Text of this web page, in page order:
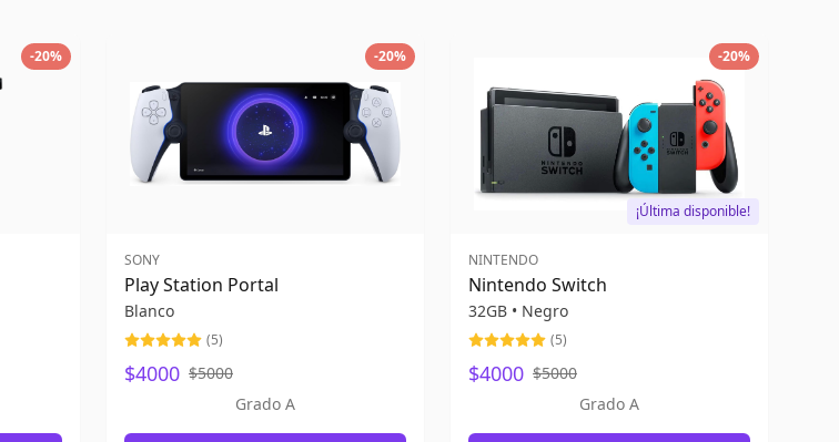
-20% -20%
SONY
Play Station Portal
Blanco
(5)
$4000 $5000
Grado A
-20%
¡Última disponible!
NINTENDO
Nintendo Switch
32GB • Negro
(5)
$4000 $5000
Grado A